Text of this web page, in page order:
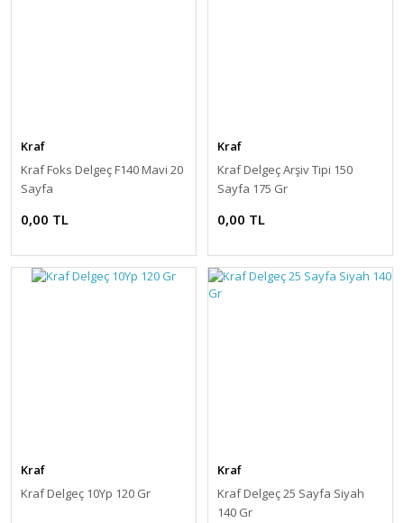
Kraf
Kraf Foks Delgeç F140 Mavi 20
Sayfa
0,00 TL
Kraf
Kraf Delgeç Arşiv Tipi 150
Sayfa 175 Gr
0,00 TL
Kraf
Kraf Delgeç 10Yp 120 Gr
Kraf
Kraf Delgeç 25 Sayfa Siyah
140 Gr